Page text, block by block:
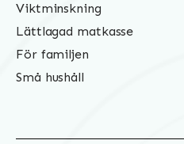
Viktminskning
Lättlagad matkasse
För familjen
Små hushåll